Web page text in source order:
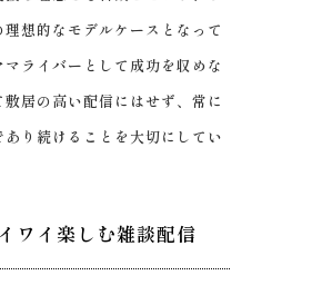
理想的なモデルケースとなって
ライバーとして成功を収めな
居の高い配信にはせず、常に
り続けることを大切にしてい
ワイ楽しむ雑談配信